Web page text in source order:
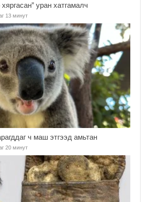
уран хатгамалч
13 минут
ч маш этгээд амьтан
20 минут